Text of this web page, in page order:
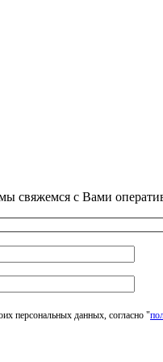
свяжемся с Вами
персональных данных, согласно "